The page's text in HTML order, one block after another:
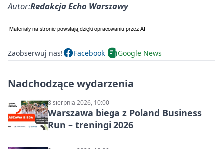
Autor:Redakcja Echo Warszawy
Zaobserwuj nas! Facebook Google News
Nadchodzące wydarzenia
8 sierpnia 2026, 10:00
Warszawa biega z Poland Business
Run – treningi 2026